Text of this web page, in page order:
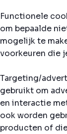
Functionele
om bepaalde
mogelijk te
voorkeuren die
Targeting/
gebruikt om
en interactie
ook worden
producten of